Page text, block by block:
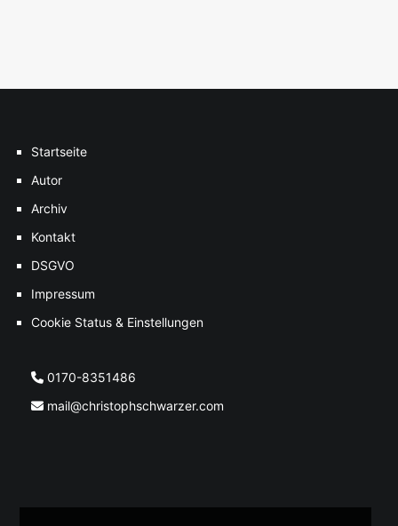
Startseite
Autor
Archiv
Kontakt
DSGVO
Impressum
Cookie Status & Einstellungen
0170-8351486
mail@christophschwarzer.com